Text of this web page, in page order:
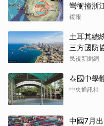
彎衝撞浙
鏡報
土耳其總
三方國防
民視新聞網
泰國中學
中央通訊社
中國7月